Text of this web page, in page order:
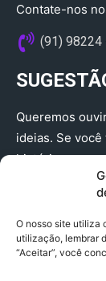
O nosso site utiliza
utilização, lembrar
“Aceitar”, você
Contate-nos
(91) 98224
Queremos
ideias. Se
história que
(91)